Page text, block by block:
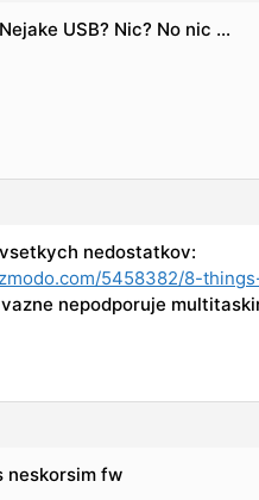
USB? Nic? No nic …
nedostatkov:
5458382/8-
nepodporuje
neskorsim fw